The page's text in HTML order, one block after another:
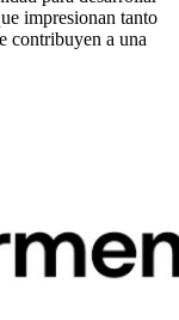
impresionan tanto
contribuyen a una